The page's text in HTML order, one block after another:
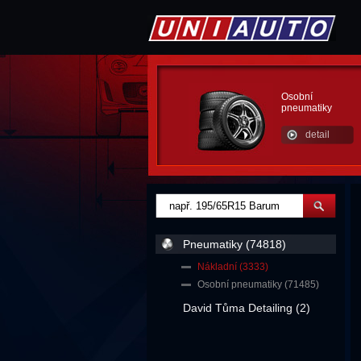
Osobní
pneumatiky
detail
Pneumatiky (74818)
Nákladní (3333)
Osobní pneumatiky (71485)
David Tůma Detailing (2)